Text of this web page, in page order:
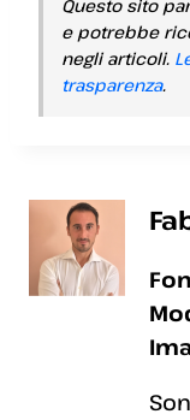
Questo sito
e potrebbe
negli articoli.
trasparenza.